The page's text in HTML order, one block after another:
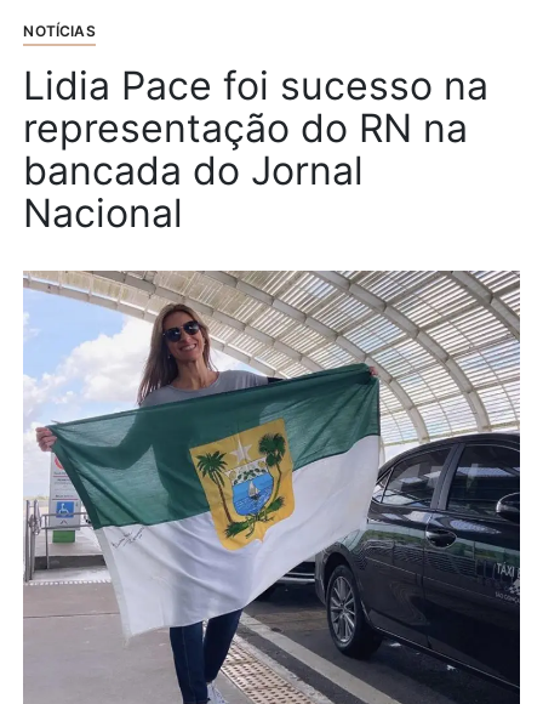
NOTÍCIAS
Lidia Pace foi sucesso na
representação do RN na
bancada do Jornal
Nacional